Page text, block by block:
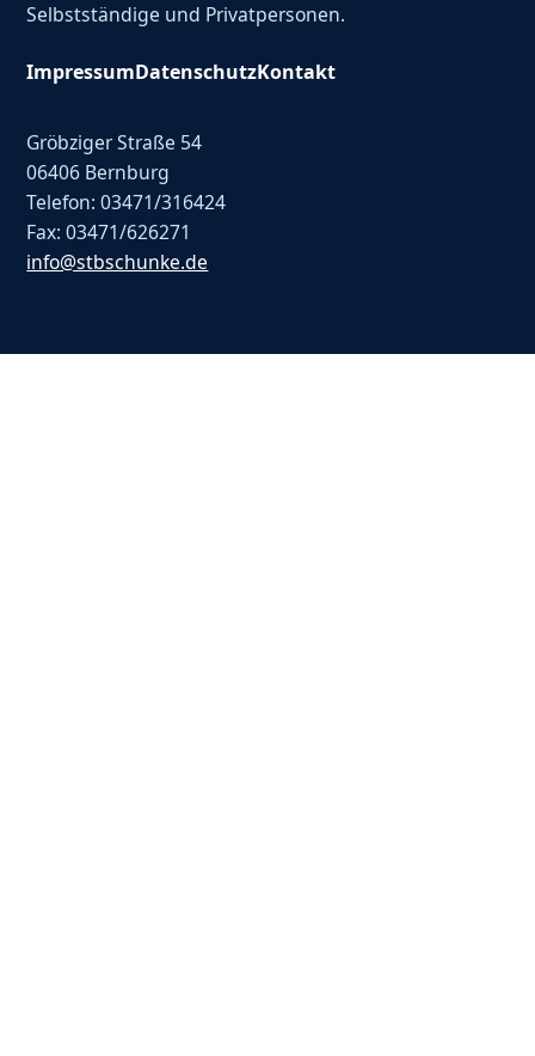
Selbstständige und Privatpersonen.
ImpressumDatenschutzKontakt
Gröbziger Straße 54
06406 Bernburg
Telefon: 03471/316424
Fax: 03471/626271
info@stbschunke.de